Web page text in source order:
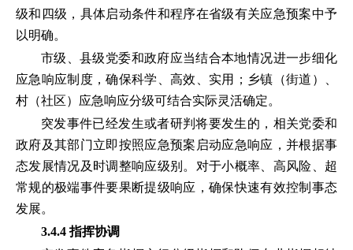
级和四级，具体启动条件和程序在省级有关应急预案中予
以明确。
市级、县级党委和政府应当结合本地情况进一步细化
应急响应制度，确保科学、高效、实用；乡镇（街道）、
村（社区）应急响应分级可结合实际灵活确定。
突发事件已经发生或者研判将要发生的，相关党委和
政府及其部门立即按照应急预案启动应急响应，并根据事
态发展情况及时调整响应级别。对于小概率、高风险、超
常规的极端事件要果断提级响应，确保快速有效控制事态
发展。
3.4.4 指挥协调